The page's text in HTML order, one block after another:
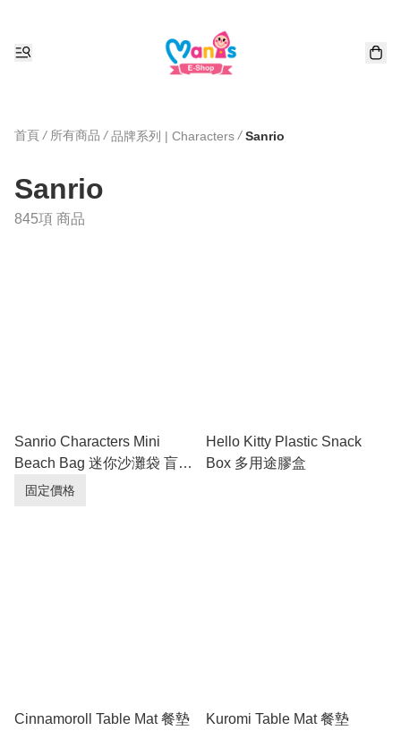
首頁 / 所有商品 / 品牌系列 | Characters / Sanrio
Sanrio
845項 商品
Sanrio Characters Mini
Beach Bag 迷你沙灘袋 盲盒
(Full box 原盒 - 6pcs/box)
固定價格
Hello Kitty Plastic Snack
Box 多用途膠盒
Cinnamoroll Table Mat 餐墊 Kuromi Table Mat 餐墊